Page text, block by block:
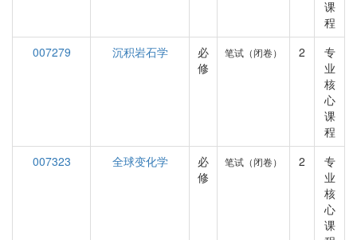
课
程
007279
沉积岩石学
必
修
笔试（闭卷） 2
专
业
核
心
课
程
007323
全球变化学
必
修
笔试（闭卷） 2
专
业
核
心
课